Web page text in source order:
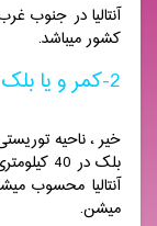
آنتالیا در جنوب
کشور میباشد.
2-کمر و یا بلک همون آنتالیا هستند؟
بلک در
آنتالیا محسوب
میشن.